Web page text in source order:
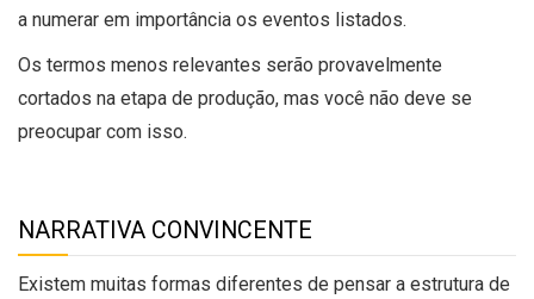
a numerar em importância os eventos listados.
Os termos menos relevantes serão provavelmente
cortados na etapa de produção, mas você não deve se
preocupar com isso.
NARRATIVA CONVINCENTE
Existem muitas formas diferentes de pensar a estrutura de